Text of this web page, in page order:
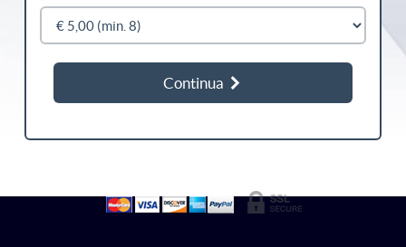
Continua